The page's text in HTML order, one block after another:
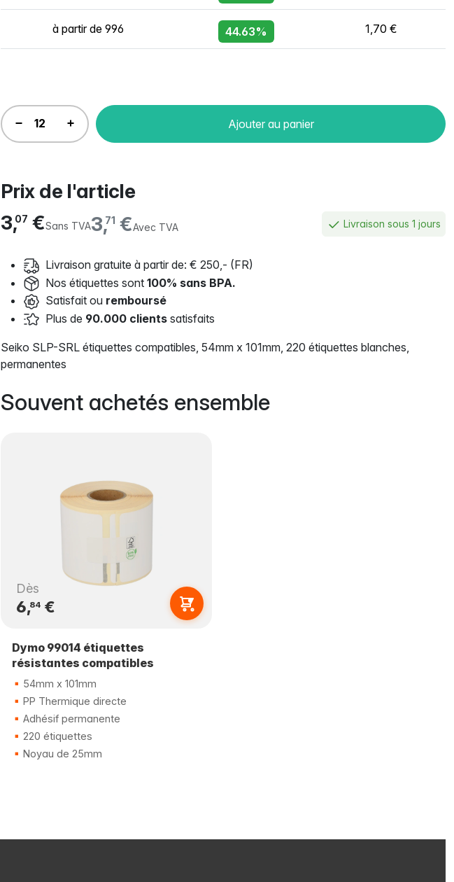
à partir de 996 44.63% 1,70 €
Ajouter au panier
Prix de l'article
3,71 €Avec TVA
3,07 €Sans TVA Livraison sous 1 jours
Livraison gratuite à partir de: € 250,- (FR)
Nos étiquettes sont 100% sans BPA.
Satisfait ou remboursé
Plus de 90.000 clients satisfaits
Seiko SLP-SRL étiquettes compatibles, 54mm x 101mm, 220 étiquettes blanches,
permanentes
Souvent achetés ensemble
Dès
6,84€
Dymo 99014 étiquettes
résistantes compatibles
54mm x 101mm
PP Thermique directe
Adhésif permanente
220 étiquettes
Noyau de 25mm